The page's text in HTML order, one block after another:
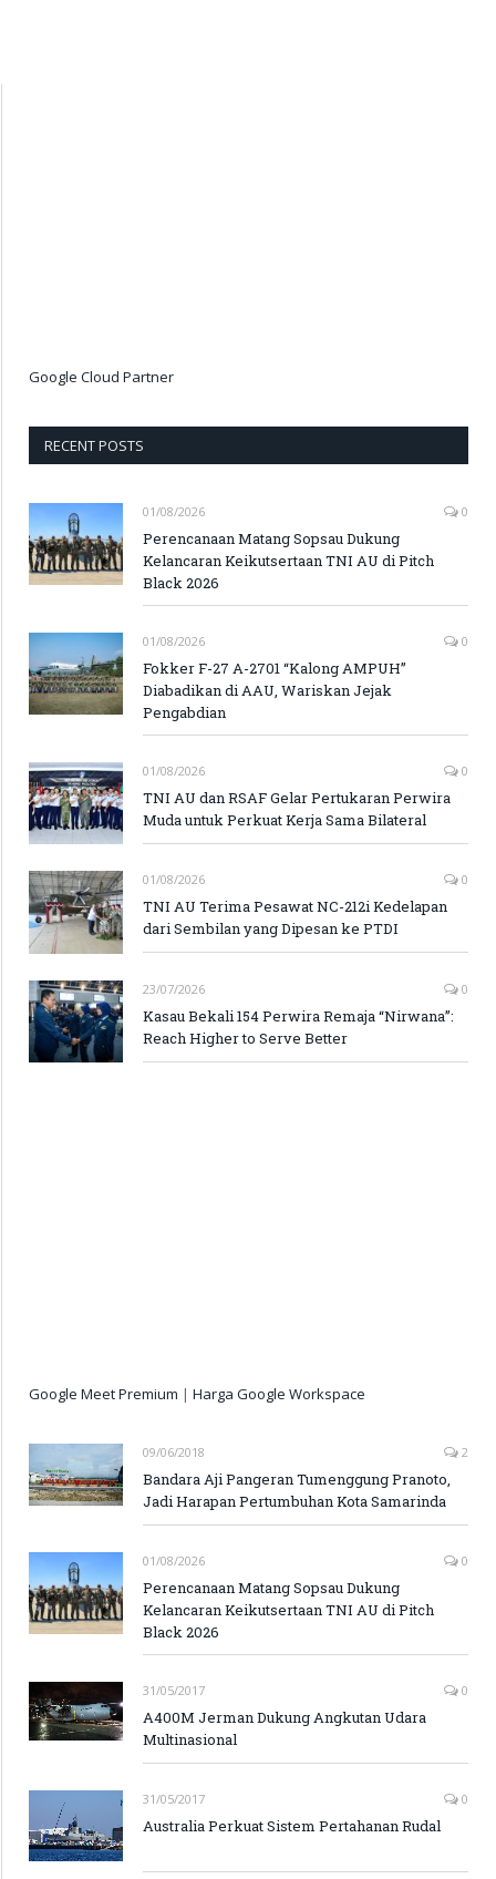
Google Cloud Partner
RECENT POSTS
01/08/2026 0
Perencanaan Matang Sopsau Dukung
Kelancaran Keikutsertaan TNI AU di Pitch
Black 2026
01/08/2026 0
Fokker F-27 A-2701 “Kalong AMPUH”
Diabadikan di AAU, Wariskan Jejak
Pengabdian
01/08/2026 0
TNI AU dan RSAF Gelar Pertukaran Perwira
Muda untuk Perkuat Kerja Sama Bilateral
01/08/2026 0
TNI AU Terima Pesawat NC-212i Kedelapan
dari Sembilan yang Dipesan ke PTDI
23/07/2026 0
Kasau Bekali 154 Perwira Remaja “Nirwana”:
Reach Higher to Serve Better
Google Meet Premium | Harga Google Workspace
09/06/2018 2
Bandara Aji Pangeran Tumenggung Pranoto,
Jadi Harapan Pertumbuhan Kota Samarinda
01/08/2026 0
Perencanaan Matang Sopsau Dukung
Kelancaran Keikutsertaan TNI AU di Pitch
Black 2026
31/05/2017 0
A400M Jerman Dukung Angkutan Udara
Multinasional
31/05/2017 0
Australia Perkuat Sistem Pertahanan Rudal